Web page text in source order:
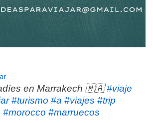
en Marrakech 🇲🇦#viaje
#turismo #a #viajes #trip
#morocco #marruecos